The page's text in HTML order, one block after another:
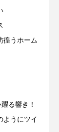
徨うホーム
る響き！
ようにツイ